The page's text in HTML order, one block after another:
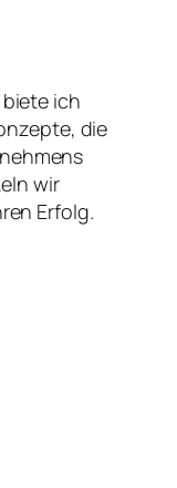
ich
die
wir
Erfolg.